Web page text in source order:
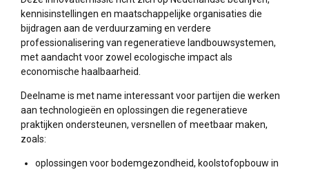
kennisinstellingen en maatschappelijke organisaties die
bijdragen aan de verduurzaming en verdere
professionalisering van regeneratieve landbouwsystemen,
met aandacht voor zowel ecologische impact als
economische haalbaarheid.
Deelname is met name interessant voor partijen die werken
aan technologieën en oplossingen die regeneratieve
praktijken ondersteunen, versnellen of meetbaar maken,
zoals:
oplossingen voor bodemgezondheid, koolstofopbouw in